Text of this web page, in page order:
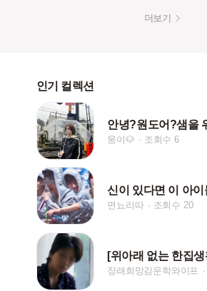
더보기
인기 컬렉션
안녕?원도어?샘을
뭉이🐶 조회수 6
면뇨리따 조회수 20
장래희망김운학와이프